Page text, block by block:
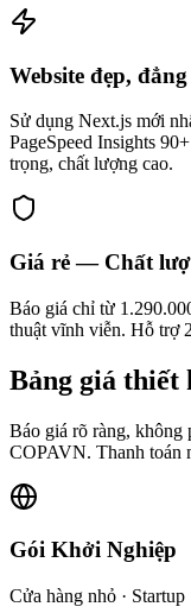
Website đẹp,
Sử dụng Next.js mới
PageSpeed Insights
trọng, chất lượng cao.
Giá rẻ — Chất
Báo giá chỉ từ
thuật vĩnh viễn. Hỗ trợ
Bảng giá thiết
Báo giá rõ ràng,
COPAVN. Thanh toán
Gói Khởi Nghiệp
Cửa hàng nhỏ · Startup